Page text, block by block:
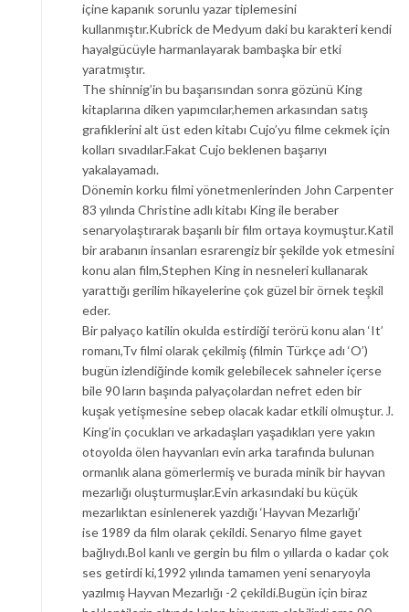
içine kapanık sorunlu yazar tiplemesini
kullanmıştır.Kubrick de Medyum daki bu karakteri kendi
hayalgücüyle harmanlayarak bambaşka bir etki
yaratmıştır.
The shinnig’in bu başarısından sonra gözünü King
kitaplarına diken yapımcılar,hemen arkasından satış
grafiklerini alt üst eden kitabı Cujo’yu filme cekmek için
kolları sıvadılar.Fakat Cujo beklenen başarıyı
yakalayamadı.
Dönemin korku filmi yönetmenlerinden John Carpenter
83 yılında Christine adlı kitabı King ile beraber
senaryolaştırarak başarılı bir film ortaya koymuştur.Katil
bir arabanın insanları esrarengiz bir şekilde yok etmesini
konu alan film,Stephen King in nesneleri kullanarak
yarattığı gerilim hikayelerine çok güzel bir örnek teşkil
eder.
Bir palyaço katilin okulda estirdiği terörü konu alan ‘It’
romanı,Tv filmi olarak çekilmiş (filmin Türkçe adı ‘O’)
bugün izlendiğinde komik gelebilecek sahneler içerse
bile 90 ların başında palyaçolardan nefret eden bir
kuşak yetişmesine sebep olacak kadar etkili olmuştur. J.
King’in çocukları ve arkadaşları yaşadıkları yere yakın
otoyolda ölen hayvanları evin arka tarafında bulunan
ormanlık alana gömerlermiş ve burada minik bir hayvan
mezarlığı oluşturmuşlar.Evin arkasındaki bu küçük
mezarlıktan esinlenerek yazdığı ‘Hayvan Mezarlığı’
ise 1989 da film olarak çekildi. Senaryo filme gayet
bağlıydı.Bol kanlı ve gergin bu film o yıllarda o kadar çok
ses getirdi ki,1992 yılında tamamen yeni senaryoyla
yazılmış Hayvan Mezarlığı -2 çekildi.Bugün için biraz